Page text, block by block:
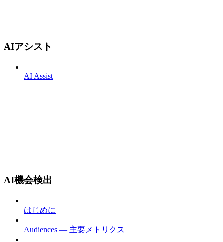
AIアシスト
AI Assist
AI機会検出
はじめに
Audiences — 主要メトリクス